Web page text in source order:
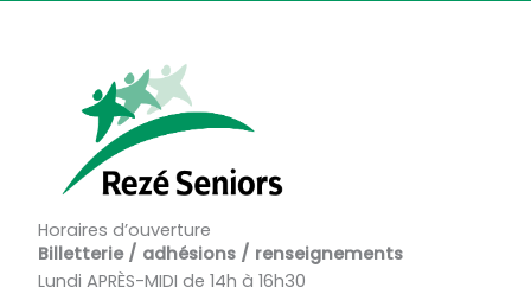
Horaires d’ouverture
Billetterie / adhésions / renseignements
Lundi APRÈS-MIDI de 14h à 16h30